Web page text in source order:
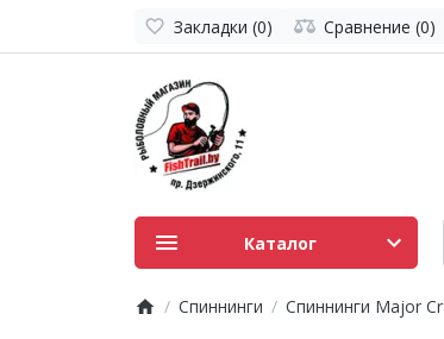
Закладки (0) Сравнение (0)
Каталог
Спиннинги Спиннинги Major